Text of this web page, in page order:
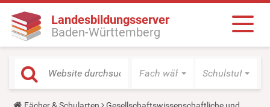
Landesbildungsserver
Baden-Württemberg
Fach wählen Schulstufe
Y